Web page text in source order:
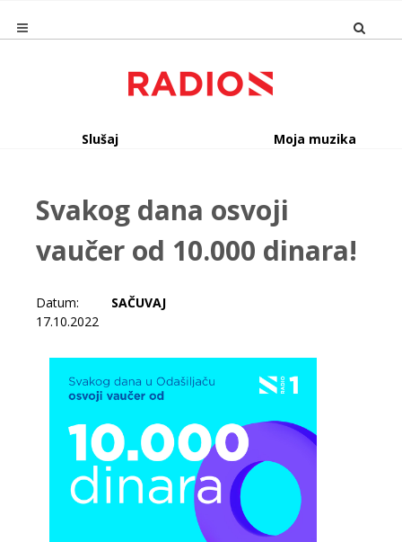
Slušaj Moja muzika
Svakog dana osvoji
vaučer od 10.000 dinara!
Datum:
17.10.2022
SAČUVAJ